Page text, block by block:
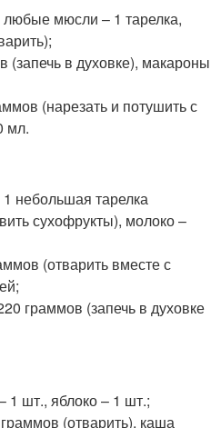
мюсли – 1 тарелка,
в духовке), макароны
(нарезать и потушить с
мл.
небольшая тарелка
сухофрукты), молоко –
(отварить вместе с
граммов (запечь в духовке
1 шт., яблоко – 1 шт.;
(отварить), каша